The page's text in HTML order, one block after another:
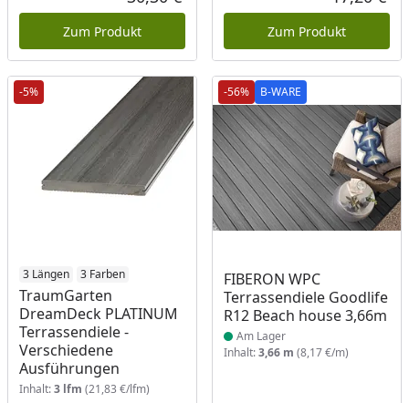
Aktueller Preis
Zum Produkt Zum Produkt
-5%
3 Längen 3 Farben
TraumGarten
DreamDeck PLATINUM
Terrassendiele -
Verschiedene
Ausführungen
Inhalt:3 lfm (21,83 €/lfm)
-56% B-WARE B-WARE
FIBERON WPC
Terrassendiele Goodlife
R12 Beach house 3,66m
Produkt am Lager
Am Lager
Inhalt:3,66 m (8,17 €/m)